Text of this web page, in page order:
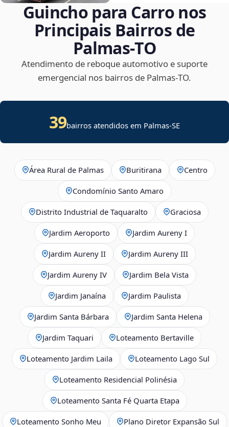
Guincho para Carro nos
Principais Bairros de
Palmas‑TO
Atendimento de reboque automotivo e suporte
emergencial nos bairros de Palmas‑TO.
39bairros atendidos em Palmas-SE
Área Rural de Palmas Buritirana Centro
Condomínio Santo Amaro
Distrito Industrial de Taquaralto Graciosa
Jardim Aeroporto Jardim Aureny I
Jardim Aureny II Jardim Aureny III
Jardim Aureny IV Jardim Bela Vista
Jardim Janaína Jardim Paulista
Jardim Santa Bárbara Jardim Santa Helena
Jardim Taquari Loteamento Bertaville
Loteamento Jardim Laila Loteamento Lago Sul
Loteamento Residencial Polinésia
Loteamento Santa Fé Quarta Etapa
Loteamento Sonho Meu Plano Diretor Expansão Sul